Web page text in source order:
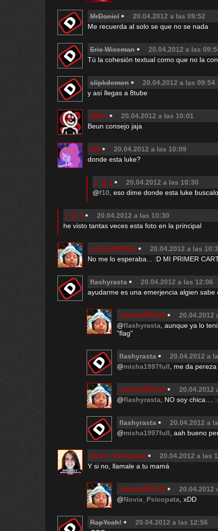
MrDaniel
20.04.2012 a las 09:52
Me recuerda al solo se que no se nada
Eric Wiseman
20.04.2012 a las
Tú la cohesión textual como que no la
slipkdemon
20.04.2012 a las 09:54
y así llegas a 8tube
iMaxi
20.04.2012 a las 10:01
Beun consejo jaja
f10
20.04.2012 a las 10:09
donde esta luke?
[_][_]
20.04.2012 a las 10:30
@f10 , eso dime donde esta luke
[_][_]
20.04.2012 a las 10:30
he visto tantas veces esta foto en la principal
misha1997full
20.04.2012 a las
No me lo esperaba... :D MI PRIMER
flashyrasta
20.04.2012 a las 12:06
ayudarme es una emerjencia algien
misha1997full
20.04.2012
@flashyrasta , aunque ya lo
"flag"
flashyrasta
20.04.2012 a
@misha1997full , me da
misha1997full
20.04.2012
@flashyrasta , NO soy chica....
flashyrasta
20.04.2012 a
@misha1997full , aah bueno
Novia_Psicopata
20.04.2012 a las
Y si no, llamale a tu mamá
misha1997full
20.04.2012
@Novia_Psicopata , xDD
RapYeah!
20.04.2012 a las 12:56